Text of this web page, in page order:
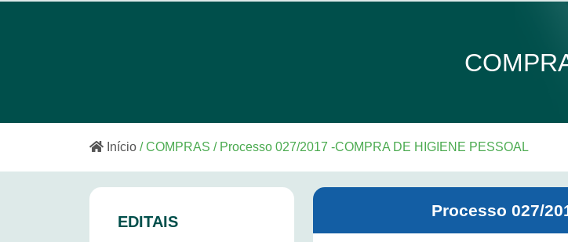
Início / COMPRAS / Processo 027/2017 -COMPRA DE HIGIENE PESSOAL
EDITAIS
Processo 027/